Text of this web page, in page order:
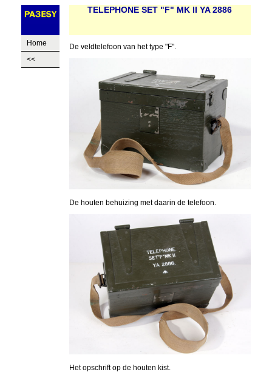
TELEPHONE SET "F" MK II YA 2886
Home
<<
De veldtelefoon van het type "F".
De houten behuizing met daarin de telefoon.
Het opschrift op de houten kist.